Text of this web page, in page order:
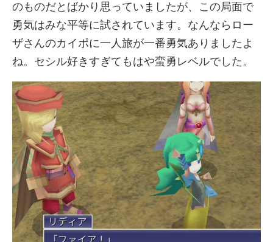
のものだとばかり思っていましたが、この局面で
勇気はみな平等に試されています。なんならロー
ザさんのカイポに一人旅が一番勇気ありましたよ
ね。セシル好きすぎてもはや蛮勇レベルでした。